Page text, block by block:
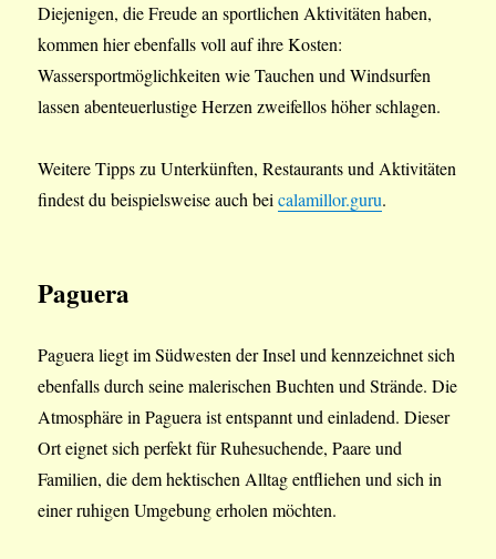
Diejenigen, die Freude an sportlichen Aktivitäten haben,
kommen hier ebenfalls voll auf ihre Kosten:
Wassersportmöglichkeiten wie Tauchen und Windsurfen
lassen abenteuerlustige Herzen zweifellos höher schlagen.
Weitere Tipps zu Unterkünften, Restaurants und Aktivitäten
findest du beispielsweise auch beicalamillor.guru.
Paguera
Paguera liegt im Südwesten der Insel und kennzeichnet sich
ebenfalls durch seine malerischen Buchten und Strände. Die
Atmosphäre in Paguera ist entspannt und einladend. Dieser
Ort eignet sich perfekt für Ruhesuchende, Paare und
Familien, die dem hektischen Alltag entfliehen und sich in
einer ruhigen Umgebung erholen möchten.